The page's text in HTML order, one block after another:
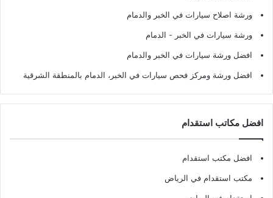
ورشة اصلاح سيارات في الخبر والدمام
ورشة سيارات في الخبر - الدمام
افضل ورشة سيارات في الخبر والدمام
افضل ورشة ومركز فحص سيارات في الخبر، الدمام بالمنطقة الشرقية
افضل مكاتب استقدام
افضل مكتب استقدام
مكتب استقدام في الرياض